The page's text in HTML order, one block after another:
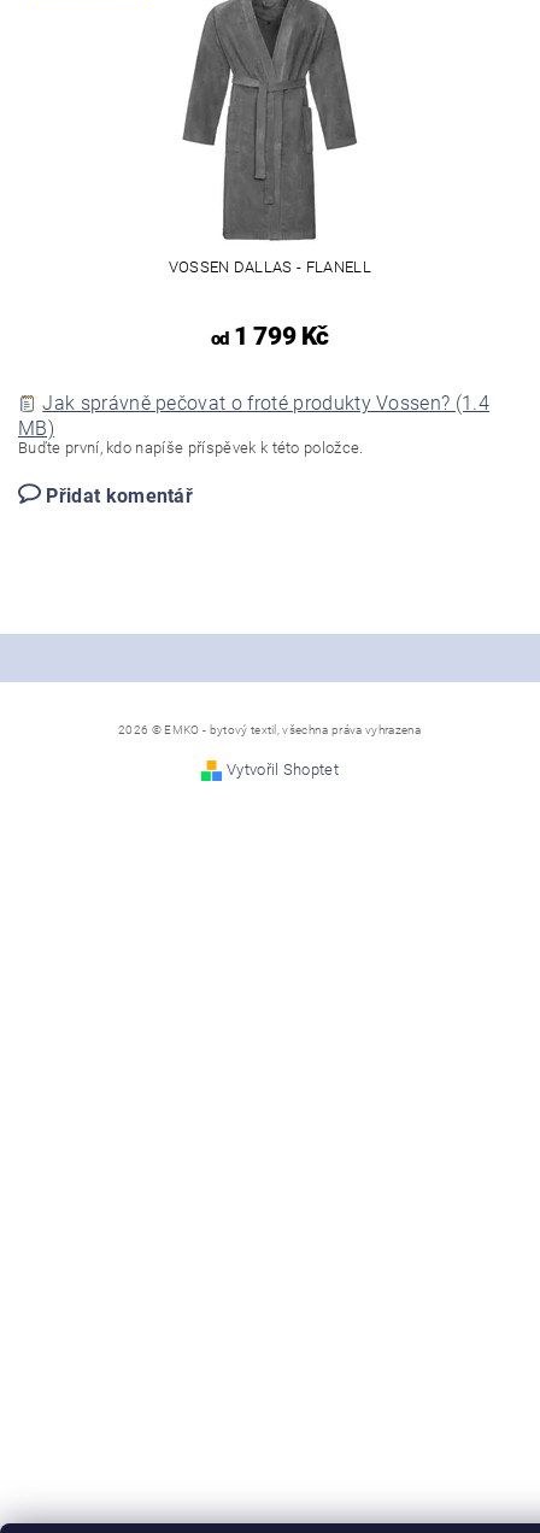
VOSSEN DALLAS - FLANELL
od1 799 Kč
Jak správně pečovat o froté produkty Vossen? (1.4
MB)
Buďte první, kdo napíše příspěvek k této položce.
Přidat komentář
2026 © EMKO - bytový textil, všechna práva vyhrazena
Vytvořil Shoptet